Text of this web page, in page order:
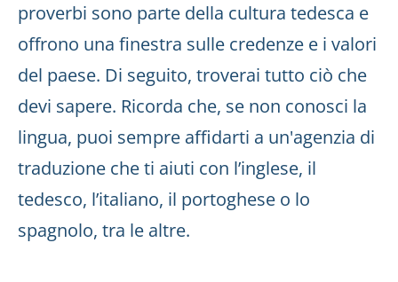
proverbi sono parte della cultura tedesca e
offrono una finestra sulle credenze e i valori
del paese. Di seguito, troverai tutto ciò che
devi sapere. Ricorda che, se non conosci la
lingua, puoi sempre affidarti a un'agenzia di
traduzione che ti aiuti con l’inglese, il
tedesco, l’italiano, il portoghese o lo
spagnolo, tra le altre.